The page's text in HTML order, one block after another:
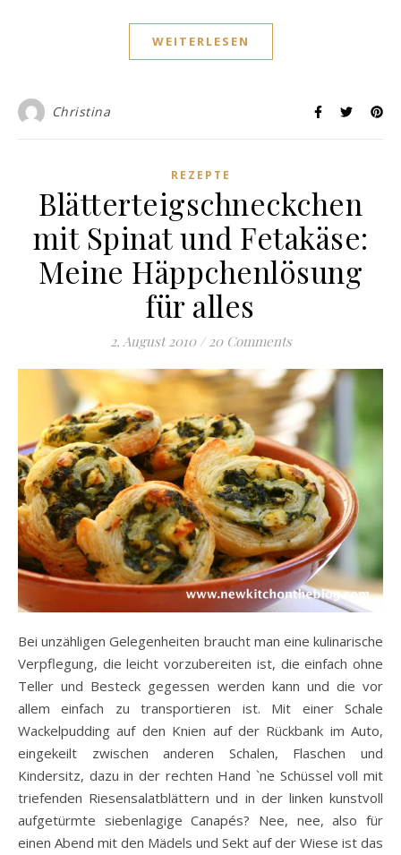
WEITERLESEN
Christina
REZEPTE
Blätterteigschneckchen
mit Spinat und Fetakäse:
Meine Häppchenlösung
für alles
2. August 2010 / 20 Comments
Bei unzähligen Gelegenheiten braucht man eine kulinarische
Verpflegung, die leicht vorzubereiten ist, die einfach ohne
Teller und Besteck gegessen werden kann und die vor
allem einfach zu transportieren ist. Mit einer Schale
Wackelpudding auf den Knien auf der Rückbank im Auto,
eingekeilt zwischen anderen Schalen, Flaschen und
Kindersitz, dazu in der rechten Hand `ne Schüssel voll mit
triefenden Riesensalatblättern und in der linken kunstvoll
aufgetürmte siebenlagige Canapés? Nee, nee, also für
einen Abend mit den Mädels und Sekt auf der Wiese ist das